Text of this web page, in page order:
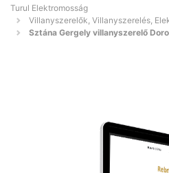
Turul Elektromosság
Villanyszerelők, Villanyszerelés,
Sztána Gergely villanyszerelő